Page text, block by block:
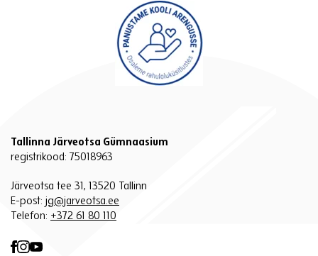
Tallinna Järveotsa Gümnaasium
registrikood: 75018963
Järveotsa tee 31, 13520 Tallinn
E-post: jg@jarveotsa.ee
Telefon: +372 61 80 110